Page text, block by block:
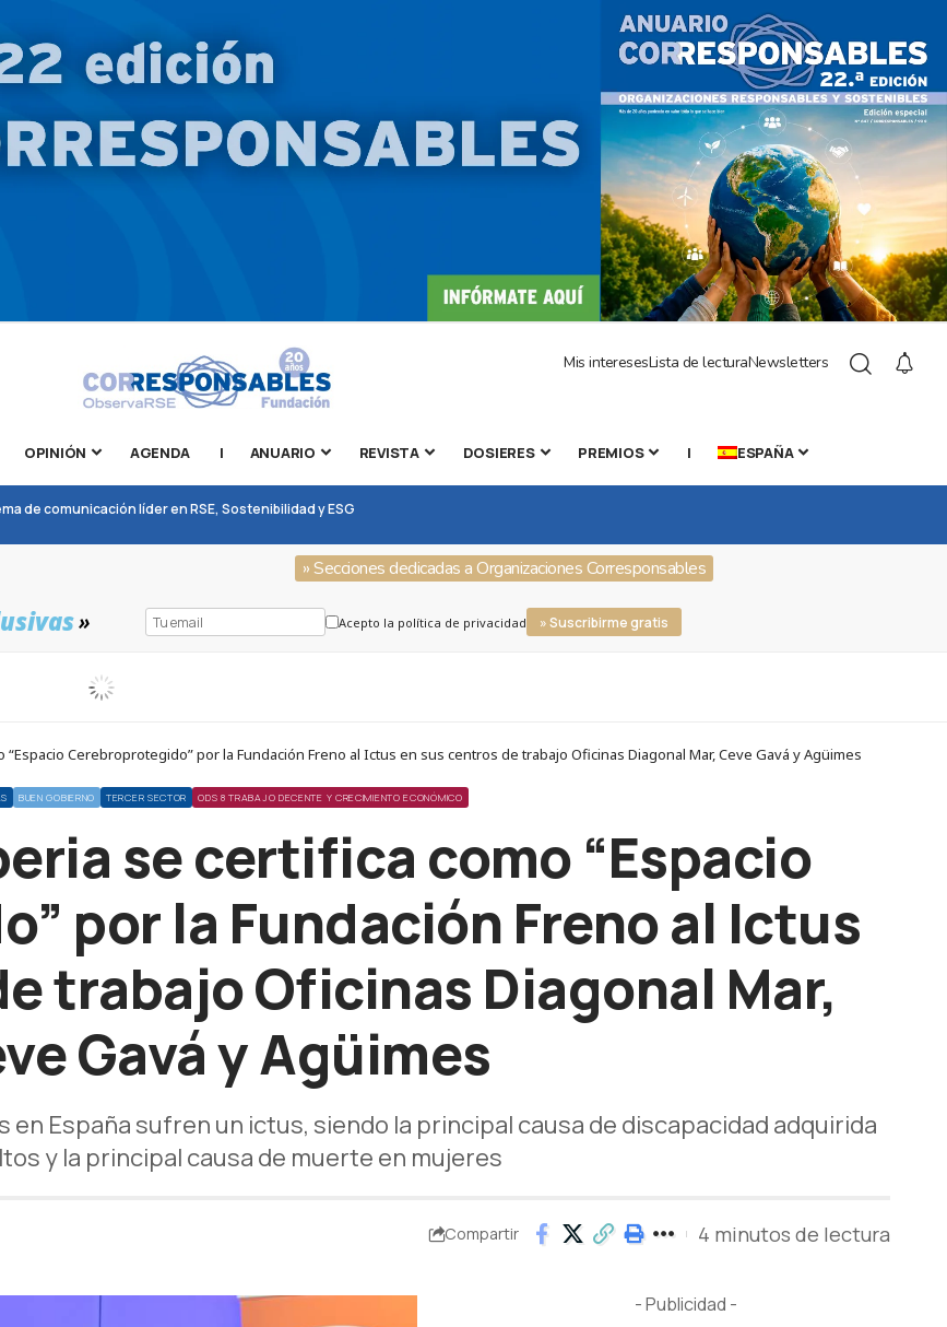
Mis interesesLista de lecturaNewsletters
OPINIÓN AGENDA | ANUARIO REVISTA DOSIERES PREMIOS | ESPAÑA
de comunicación líder en RSE, Sostenibilidad y ESG
» Secciones dedicadas a Organizaciones Corresponsables
» Acepto la política de privacidad » Suscribirme gratis
Cerebroprotegido” por la Fundación Freno al Ictus en sus centros de trabajo Oficinas Diagonal Mar, Ceve Gavá y Agüimes
BUEN GOBIERNO TERCER SECTOR ODS 8 TRABAJO DECENTE Y CRECIMIENTO ECONÓMICO
se certifica como “Espacio
por la Fundación Freno al Ictus
trabajo Oficinas Diagonal Mar,
Gavá y Agüimes
en España sufren un ictus, siendo la principal causa de discapacidad adquirida
y la principal causa de muerte en mujeres
Compartir 4 minutos de lectura
- Publicidad -